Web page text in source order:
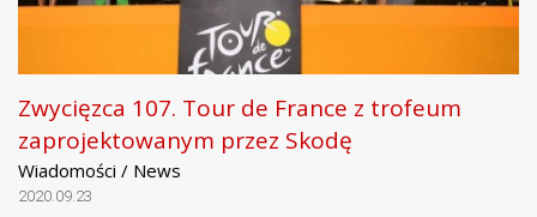
Zwycięzca 107. Tour de France z trofeum
zaprojektowanym przez Skodę
Wiadomości / News
2020.09.23